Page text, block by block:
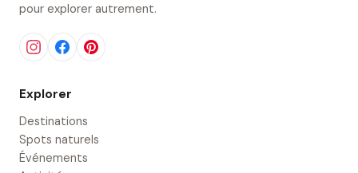
pour explorer autrement.
Explorer
Destinations
Spots naturels
Événements